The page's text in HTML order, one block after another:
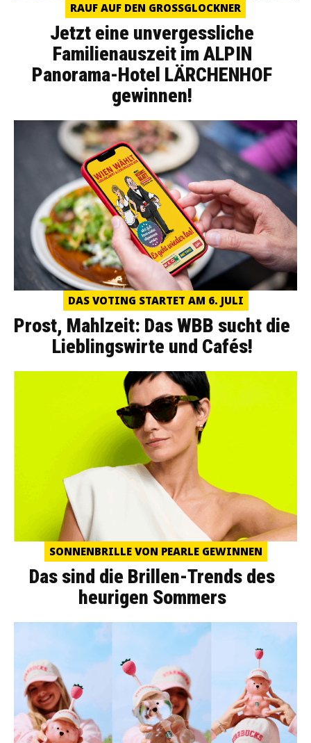
RAUF AUF DEN GROSSGLOCKNER
Jetzt eine unvergessliche
Familienauszeit im ALPIN
Panorama-Hotel LÄRCHENHOF
gewinnen!
DAS VOTING STARTET AM 6. JULI
Prost, Mahlzeit: Das WBB sucht die
Lieblingswirte und Cafés!
SONNENBRILLE VON PEARLE GEWINNEN
Das sind die Brillen-Trends des
heurigen Sommers